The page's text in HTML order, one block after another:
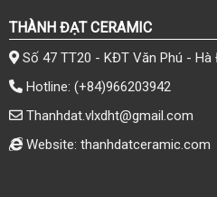
THÀNH ĐẠT CERAMIC
Số 47 TT20 - KĐT Văn Phú - Hà
Hotline: (+84)966203942
Thanhdat.vlxdht@gmail.com
Website: thanhdatceramic.com